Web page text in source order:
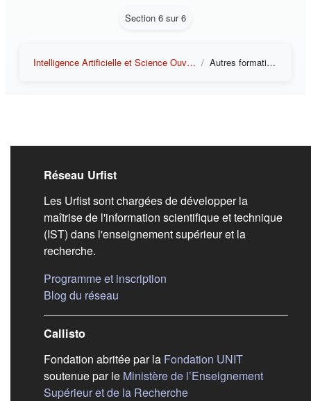
Section 6 sur 6
Intelligence Artificielle et Science Ouverte : tension ou complémentarité ? Autres formations en libre accès
Liens de bas de
Réseau Urfist
Les Urfist sont chargées de développer la
maîtrise de l'information scientifique et technique
(IST) dans l'enseignement supérieur et la
recherche.
Programme et inscription
Blog du réseau
Callisto
Fondation abritée par la Fondation UNIT(s'ouvre
soutenue par le Ministère de l’Enseignement
Supérieur et de la Recherche(s'ouvre dans un nouvel